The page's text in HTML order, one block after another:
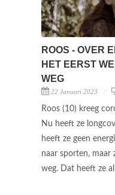
ROOS - OVER
HET EERST
WEG
22 Januari 2023
Roos (10) kreeg
Nu heeft ze
heeft ze geen
naar sporten, maar
weg. Dat heeft ze